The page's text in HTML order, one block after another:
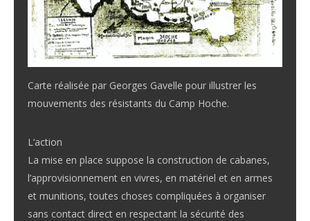
Carte réalisée par Georges Gavelle pour illustrer les
mouvements des résistants du Camp Hoche.
L‘action
La mise en place suppose la construction de cabanes,
l’approvisionnement en vivres, en matériel et en armes
et munitions, toutes choses compliquées à organiser
sans contact direct en respectant la sécurité des